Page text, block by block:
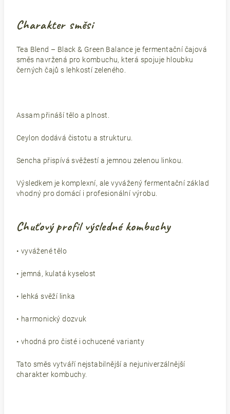
Charakter směsi
Tea Blend – Black & Green Balance je fermentační čajová
směs navržená pro kombuchu, která spojuje hloubku
černých čajů s lehkostí zeleného.
Assam přináší tělo a plnost.
Ceylon dodává čistotu a strukturu.
Sencha přispívá svěžestí a jemnou zelenou linkou.
Výsledkem je komplexní, ale vyvážený fermentační základ
vhodný pro domácí i profesionální výrobu.
Chuťový profil výsledné kombuchy
• vyvážené tělo
• jemná, kulatá kyselost
• lehká svěží linka
• harmonický dozvuk
• vhodná pro čisté i ochucené varianty
Tato směs vytváří nejstabilnější a nejuniverzálnější
charakter kombuchy.